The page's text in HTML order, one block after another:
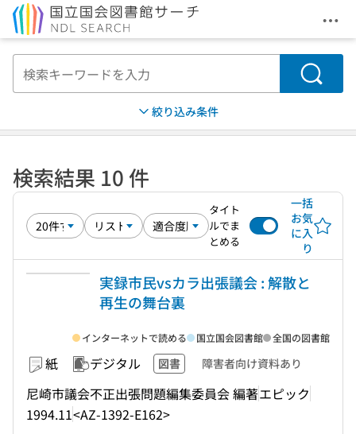
メ
検索
絞り込み条件
検索結果 10 件
タイト
ルでま
とめる
一括
お気
に入
り
実録市民vsカラ出張議会 : 解散と
再生の舞台裏
紙 デジタル 図書 障害者向け資料あり
尼崎市議会不正出張問題編集委員会 編著エピック
1994.11<AZ-1392-E162>
インターネットで読める 国立国会図書館 全国の図書館